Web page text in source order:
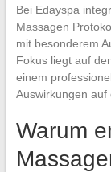
Bei Edayspa
Massagen
mit besonderem
Fokus liegt auf
einem
Auswirkungen auf
Warum